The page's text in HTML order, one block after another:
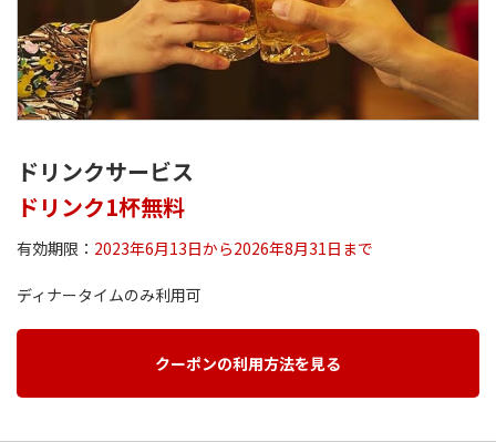
ドリンクサービス
ドリンク1杯無料
有効期限： 2023年6月13日から2026年8月31日まで
ディナータイムのみ利用可
クーポンの利用方法を見る